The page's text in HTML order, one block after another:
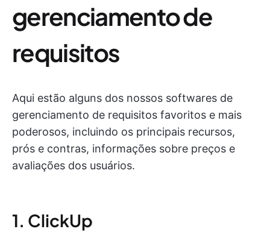
gerenciamento de
requisitos
Aqui estão alguns dos nossos softwares de
gerenciamento de requisitos favoritos e mais
poderosos, incluindo os principais recursos,
prós e contras, informações sobre preços e
avaliações dos usuários.
1. ClickUp